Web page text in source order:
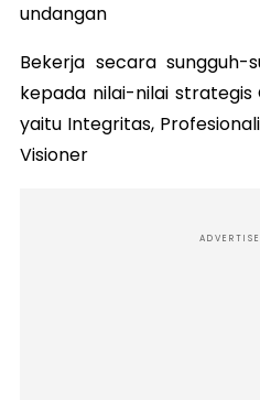
undangan
Bekerja secara sungguh-
kepada nilai-nilai strategis
yaitu Integritas,
Visioner